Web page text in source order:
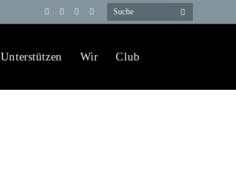
Telegram
YouTube
X
WhatsApp
Unterstützen Wir Club